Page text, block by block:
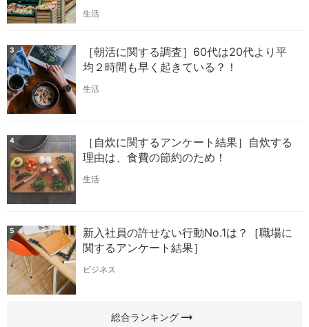
生活
3
［朝活に関する調査］60代は20代より平
均２時間も早く起きている？！
生活
4
［自炊に関するアンケート結果］自炊する
理由は、食費の節約のため！
生活
5
新入社員の許せない行動No.1は？［職場に
関するアンケート結果］
ビジネス
総合ランキングarrow_right_alt